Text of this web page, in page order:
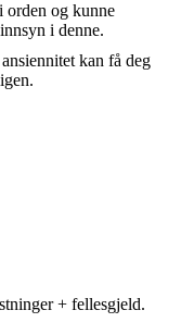
orden og kunne
i denne.
kan få deg
+ fellesgjeld.